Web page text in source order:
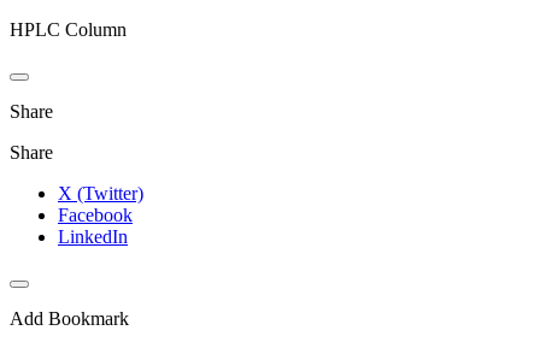
HPLC Column
Share
Share
X (Twitter)
Facebook
LinkedIn
Add Bookmark